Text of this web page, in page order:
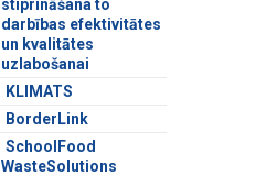
stiprināšana to
darbības efektivitātes
un kvalitātes
uzlabošanai
KLIMATS
BorderLink
SchoolFood
WasteSolutions